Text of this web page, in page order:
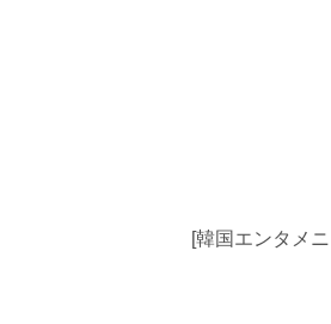
[韓国エンタメ